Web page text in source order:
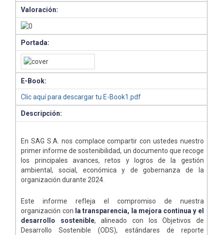
Valoración:
Portada:
E-Book:
Clic aquí para descargar tu E-Book1.pdf
Descripción:
En SAG S.A. nos complace compartir con ustedes nuestro
primer informe de sostenibilidad, un documento que recoge
los principales avances, retos y logros de la gestión
ambiental, social, económica y de gobernanza de la
organización durante 2024.
Este informe refleja el compromiso de nuestra
organización con la transparencia, la mejora continua y el
desarrollo sostenible, alineado con los Objetivos de
Desarrollo Sostenible (ODS), estándares de reporte